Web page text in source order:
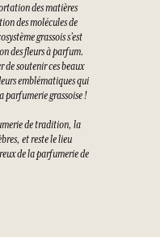
des matières
des molécules de
grassois s’est
des fleurs à parfum.
soutenir ces beaux
emblématiques qui
parfumerie grassoise !
de tradition, la
et reste le lieu
de la parfumerie de